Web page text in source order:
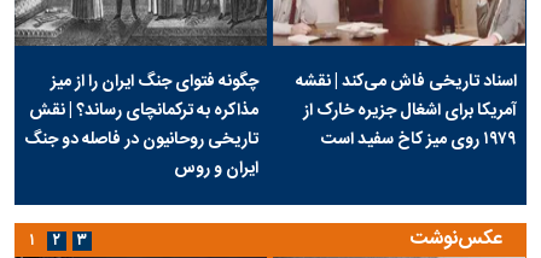
اسناد تاریخی فاش می‌کند | نقشه
آمریکا برای اشغال جزیره خارک از
۱۹۷۹ روی میز کاخ سفید است
چگونه فتوای جنگ ایران را از میز
مذاکره به ترکمانچای رساند؟ | نقش
تاریخی روحانیون در فاصله دو جنگ
ایران و روس
عکس‌نوشت ۱ ۲ ۳